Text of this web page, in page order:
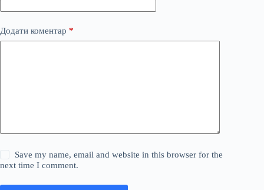
Додати коментар *
Save my name, email and website in this browser for the
next time I comment.